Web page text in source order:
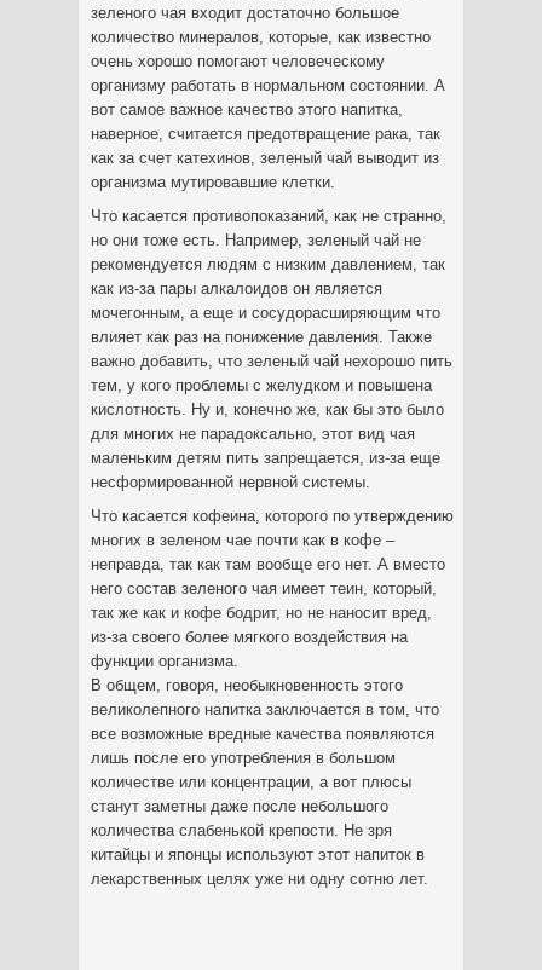
зеленого чая входит достаточно большое
количество минералов, которые, как известно
очень хорошо помогают человеческому
организму работать в нормальном состоянии. А
вот самое важное качество этого напитка,
наверное, считается предотвращение рака, так
как за счет катехинов, зеленый чай выводит из
организма мутировавшие клетки.
Что касается противопоказаний, как не странно,
но они тоже есть. Например, зеленый чай не
рекомендуется людям с низким давлением, так
как из-за пары алкалоидов он является
мочегонным, а еще и сосудорасширяющим что
влияет как раз на понижение давления. Также
важно добавить, что зеленый чай нехорошо пить
тем, у кого проблемы с желудком и повышена
кислотность. Ну и, конечно же, как бы это было
для многих не парадоксально, этот вид чая
маленьким детям пить запрещается, из-за еще
несформированной нервной системы.
Что касается кофеина, которого по утверждению
многих в зеленом чае почти как в кофе –
неправда, так как там вообще его нет. А вместо
него состав зеленого чая имеет теин, который,
так же как и кофе бодрит, но не наносит вред,
из-за своего более мягкого воздействия на
функции организма.
В общем, говоря, необыкновенность этого
великолепного напитка заключается в том, что
все возможные вредные качества появляются
лишь после его употребления в большом
количестве или концентрации, а вот плюсы
станут заметны даже после небольшого
количества слабенькой крепости. Не зря
китайцы и японцы используют этот напиток в
лекарственных целях уже ни одну сотню лет.